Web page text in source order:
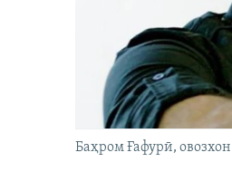
Баҳром Ғафурӣ, овозхон